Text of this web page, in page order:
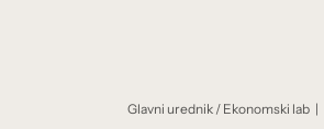
Glavni urednik / Ekonomski lab |